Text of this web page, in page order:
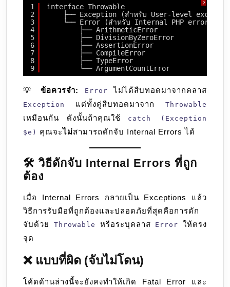
?
1
2
3
4
5
6
7
8
9
interface Throwable
├── Exception (สำหรับ User-level
└── Error (สำหรับ Internal PHP errors)
├── ArithmeticError
├── DivisionByZeroError
├── AssertionError
├── CompileError
├── TypeError
└── ArgumentCountError
💡 ข้อควรจำ: Error ไม่ได้สืบทอดมาจากคลาส
Exception แต่ทั้งคู่สืบทอดมาจาก Throwable
เหมือนกัน ดังนั้นถ้าคุณใช้
catch (Exception
$e)
คุณจะไม่สามารถดักจับ Internal Errors ได้
🛠️ วิธีดักจับ Internal Errors ที่ถูก
ต้อง
เมื่อ Internal Errors กลายเป็น Exceptions แล้ว
วิธีการรับมือที่ถูกต้องและปลอดภัยที่สุดคือการดัก
จับด้วย Throwable หรือระบุคลาส Error
ให้ตรง
จุด
❌ แบบที่ผิด (จับไม่โดน)
โค้ดด้านล่างนี้จะยังคงทำให้เกิด Fatal Error และ